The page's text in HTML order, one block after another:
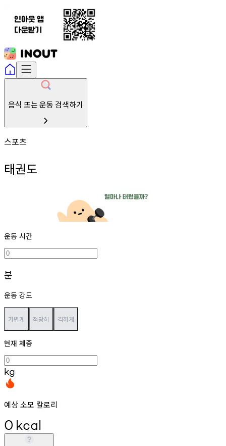
음식 또는 운동 검색하기
스포츠
태권도
운동 시간
분
운동 강도
가볍게 적당히 격하게
현재 체중
kg
예상 소모 칼로리
0 kcal